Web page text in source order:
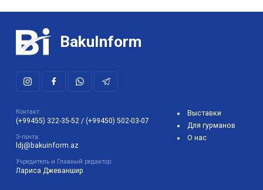
BakuInform
Контакт:
(+99455) 322-35-52 / (+99450) 502-03-07
Э-почта:
ldj@bakuinform.az
Учредитель и Главный редактор:
Лариса Джеваншир
Выставки
Для гурманов
О нас